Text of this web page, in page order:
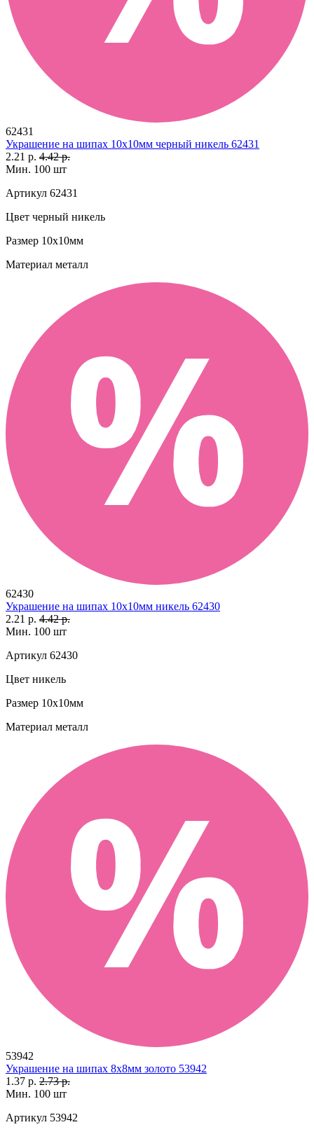
62431
Украшение на шипах 10х10мм черный никель 62431
2.21 р. 4.42 р.
Мин. 100 шт
Артикул 62431
Цвет черный никель
Размер 10х10мм
Материал металл
62430
Украшение на шипах 10х10мм никель 62430
2.21 р. 4.42 р.
Мин. 100 шт
Артикул 62430
Цвет никель
Размер 10х10мм
Материал металл
53942
Украшение на шипах 8х8мм золото 53942
1.37 р. 2.73 р.
Мин. 100 шт
Артикул 53942